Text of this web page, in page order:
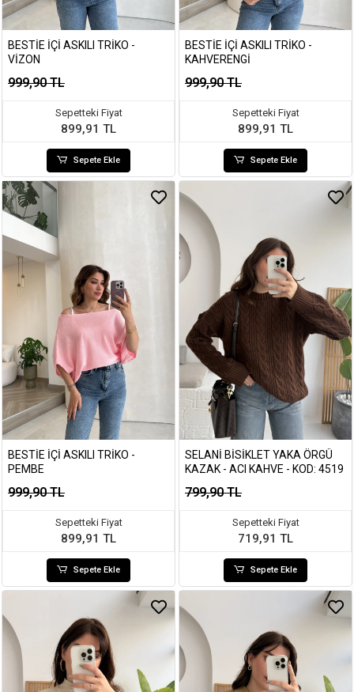
BESTIE İÇI ASKILI TRIKO -
VIZON
999,90 TL
Sepetteki Fiyat
899,91 TL
Sepete Ekle
BESTIE İÇI ASKILI TRIKO -
KAHVERENGI
999,90 TL
Sepetteki Fiyat
899,91 TL
Sepete Ekle
BESTIE İÇI ASKILI TRIKO -
PEMBE
999,90 TL
Sepetteki Fiyat
899,91 TL
Sepete Ekle
SELANI BISIKLET YAKA ÖRGÜ
KAZAK - ACI KAHVE - KOD: 4519
799,90 TL
Sepetteki Fiyat
719,91 TL
Sepete Ekle